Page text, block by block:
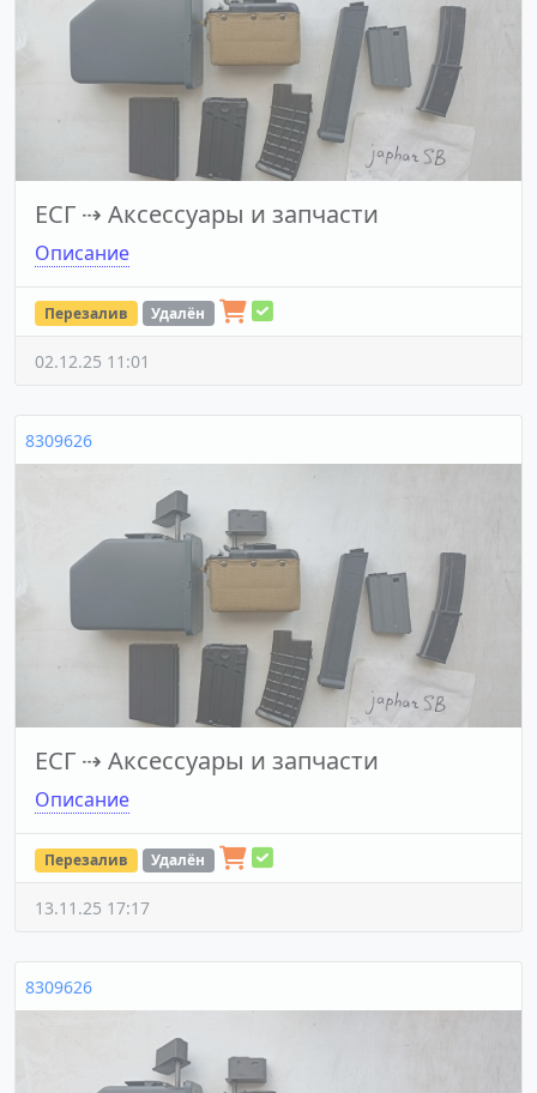
ЕСГ ⇢ Аксессуары и запчасти
Описание
Перезалив Удалён
02.12.25 11:01
8309626
ЕСГ ⇢ Аксессуары и запчасти
Описание
Перезалив Удалён
13.11.25 17:17
8309626